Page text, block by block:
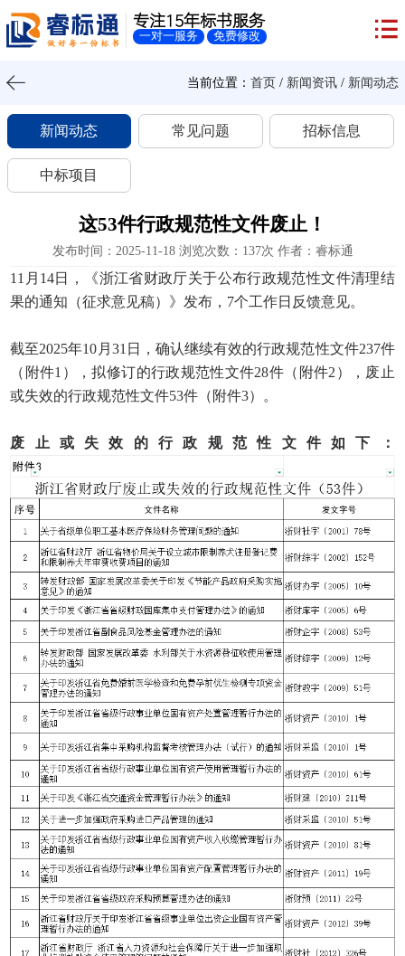
专注15年标书服务
一对一服务 免费修改
当前位置： 首页 / 新闻资讯 / 新闻动态
新闻动态 常见问题 招标信息
中标项目
这53件行政规范性文件废止！
发布时间：2025-11-18 浏览次数：137次 作者：睿标通
11月14日，《浙江省财政厅关于公布行政规范性文件清理结
果的通知（征求意见稿）》发布，7个工作日反馈意见。
截至2025年10月31日，确认继续有效的行政规范性文件237件
（附件1），拟修订的行政规范性文件28件（附件2），废止
或失效的行政规范性文件53件（附件3）。
废止或失效的行政规范性文件如下：